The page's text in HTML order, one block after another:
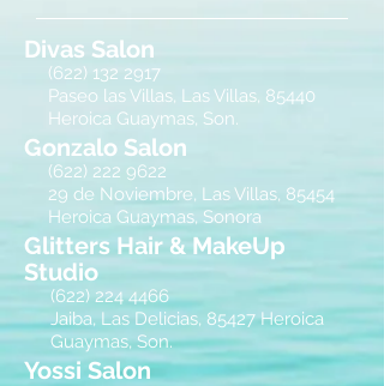
Divas Salon
(622) 132 2917
Paseo las Villas, Las Villas, 85440
Heroica Guaymas, Son.
Gonzalo Salon
(622) 222 9622
29 de Noviembre, Las Villas, 85454
Heroica Guaymas, Sonora
Glitters Hair & MakeUp
Studio
(622) 224 4466
Jaiba, Las Delicias, 85427 Heroica
Guaymas, Son.
Yossi Salon